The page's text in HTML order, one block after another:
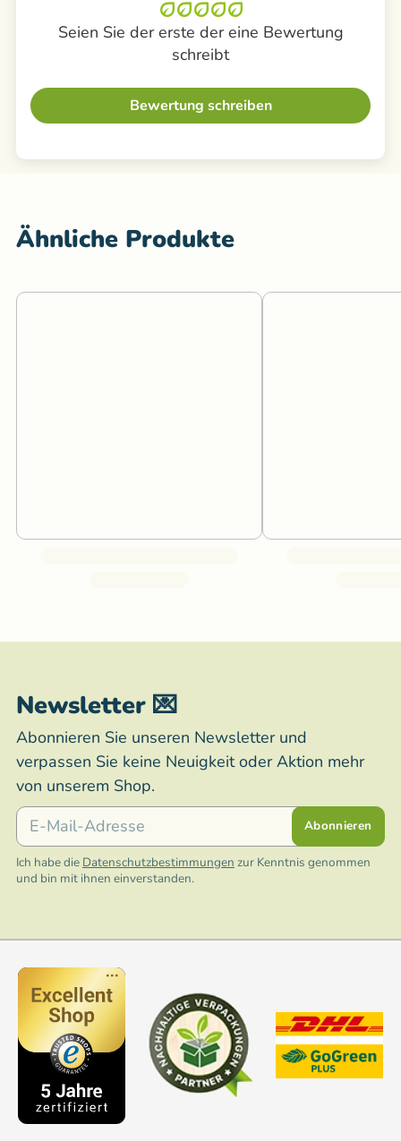
Seien Sie der erste der eine Bewertung
schreibt
Bewertung schreiben
Ähnliche Produkte
Newsletter 💌
Abonnieren Sie unseren Newsletter und
verpassen Sie keine Neuigkeit oder Aktion mehr
von unserem Shop.
E-Mail
Abonnieren
Ich habe die Datenschutzbestimmungen zur Kenntnis genommen
und bin mit ihnen einverstanden.